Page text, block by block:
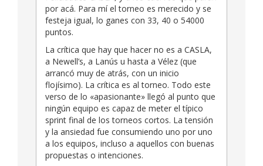
por acá. Para mí el torneo es merecido y se
festeja igual, lo ganes con 33, 40 o 54000
puntos.
La crítica que hay que hacer no es a CASLA,
a Newell’s, a Lanús u hasta a Vélez (que
arrancó muy de atrás, con un inicio
flojísimo). La crítica es al torneo. Todo este
verso de lo «apasionante» llegó al punto que
ningún equipo es capaz de meter el típico
sprint final de los torneos cortos. La tensión
y la ansiedad fue consumiendo uno por uno
a los equipos, incluso a aquellos con buenas
propuestas o intenciones.